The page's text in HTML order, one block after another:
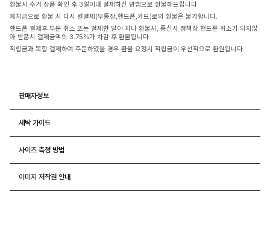
환불시 수거 상품 확인 후 3일이내 결제하신 방법으로 환불해드립니다
예치금으로 환불 시 다시 원결제(무통장,핸드폰,카드)로의 환불은 불가합니다.
핸드폰 결제후 부분 취소 또는 결제한 달이 지나 환불시, 통신사 정책상 핸드폰 취소가 되지않
아 반품시 결제금액의 3.75%가 차감 후 환불됩니다.
적립금과 복합 결제하여 주문하였을 경우 환불 요청시 적립금이 우선적으로 환원됩니다.
판매자정보
세탁 가이드
사이즈 측정 방법
이미지 저작권 안내